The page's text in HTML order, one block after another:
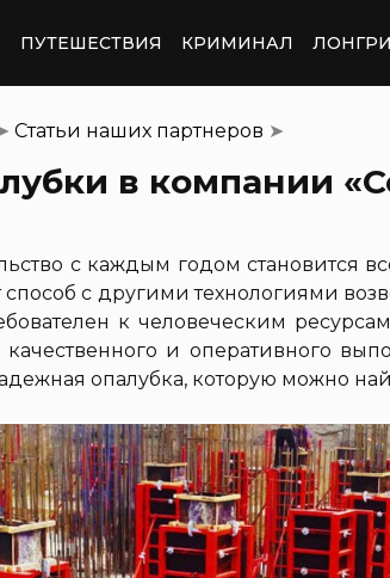
ПУТЕШЕСТВИЯ КРИМИНАЛ
Статьи наших партнеров ➤
в компании
с каждым годом становится
способ с другими технологиями
к человеческим
и оперативного
опалубка, которую можно